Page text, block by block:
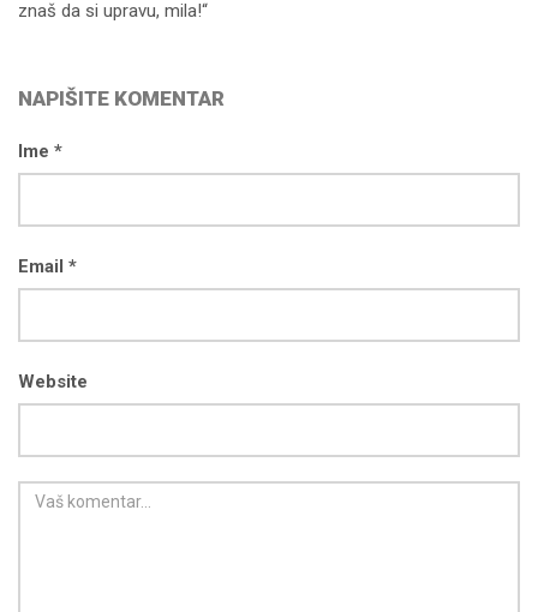
znaš da si upravu, mila!“
NAPIŠITE KOMENTAR
Ime *
Email *
Website